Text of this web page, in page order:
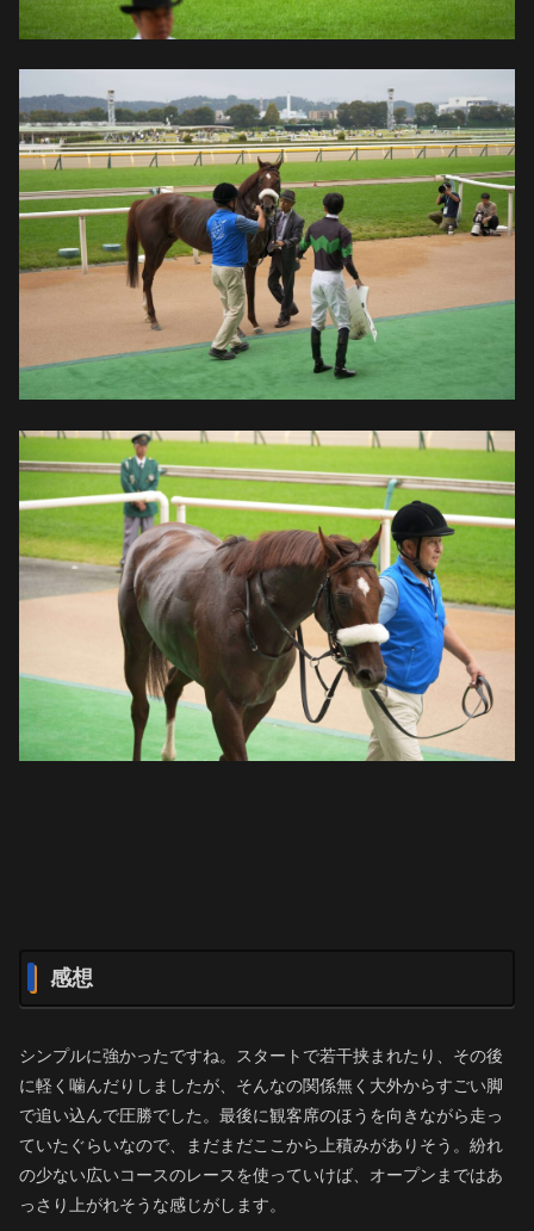
感想
シンプルに強かったですね。スタートで若干挟まれたり、その後
に軽く噛んだりしましたが、そんなの関係無く大外からすごい脚
で追い込んで圧勝でした。最後に観客席のほうを向きながら走っ
ていたぐらいなので、まだまだここから上積みがありそう。紛れ
の少ない広いコースのレースを使っていけば、オープンまではあ
っさり上がれそうな感じがします。